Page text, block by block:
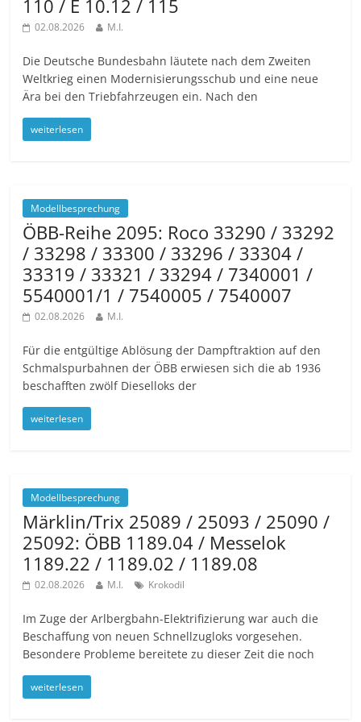
110 / E 10.12 / 115
02.08.2026 M.I.
Die Deutsche Bundesbahn läutete nach dem Zweiten
Weltkrieg einen Modernisierungsschub und eine neue
Ära bei den Triebfahrzeugen ein. Nach den
weiterlesen
Modellbesprechung
ÖBB-Reihe 2095: Roco 33290 / 33292
/ 33298 / 33300 / 33296 / 33304 /
33319 / 33321 / 33294 / 7340001 /
5540001/1 / 7540005 / 7540007
02.08.2026 M.I.
Für die entgültige Ablösung der Dampftraktion auf den
Schmalspurbahnen der ÖBB erwiesen sich die ab 1936
beschafften zwölf Dieselloks der
weiterlesen
Modellbesprechung
Märklin/Trix 25089 / 25093 / 25090 /
25092: ÖBB 1189.04 / Messelok
1189.22 / 1189.02 / 1189.08
02.08.2026 M.I. Krokodil
Im Zuge der Arlbergbahn-Elektrifizierung war auch die
Beschaffung von neuen Schnellzugloks vorgesehen.
Besondere Probleme bereitete zu dieser Zeit die noch
weiterlesen